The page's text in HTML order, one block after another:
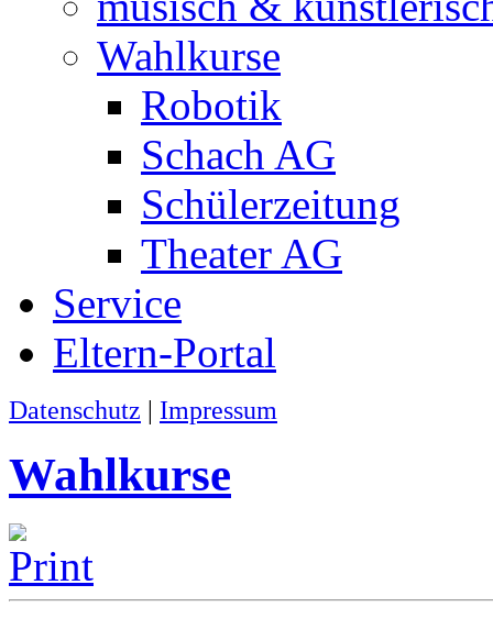
Wahlkurse
Robotik
Schach AG
Schülerzeitung
Theater AG
Service
Eltern-Portal
Datenschutz | Impressum
Wahlkurse